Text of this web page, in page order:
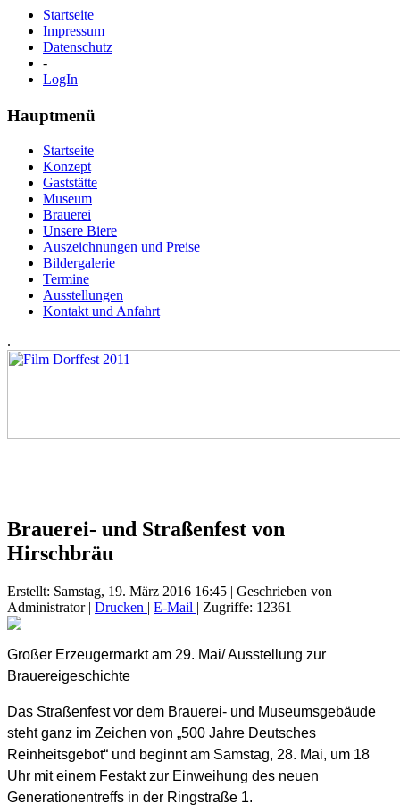
Startseite
Impressum
Datenschutz
-
LogIn
Hauptmenü
Startseite
Konzept
Gaststätte
Museum
Brauerei
Unsere Biere
Auszeichnungen und Preise
Bildergalerie
Termine
Ausstellungen
Kontakt und Anfahrt
.
Brauerei- und Straßenfest von
Hirschbräu
Erstellt: Samstag, 19. März 2016 16:45 | Geschrieben von
Administrator| Drucken | E-Mail | Zugriffe: 12361
Großer Erzeugermarkt am 29. Mai/ Ausstellung zur
Brauereigeschichte
Das Straßenfest vor dem Brauerei- und Museumsgebäude
steht ganz im Zeichen von „500 Jahre Deutsches
Reinheitsgebot“ und beginnt am Samstag, 28. Mai, um 18
Uhr mit einem Festakt zur Einweihung des neuen
Generationentreffs in der Ringstraße 1.